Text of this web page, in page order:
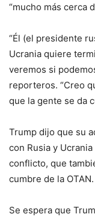
“mucho más cerca
“Él (el presidente
Ucrania quiere
veremos si
reporteros. “Creo
que la gente se da
Trump dijo que su
con Rusia y
conflicto, que
cumbre de la OTAN.
Se espera que